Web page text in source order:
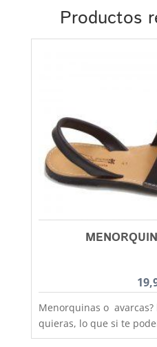
Productos
Menorquinas o
quieras, lo que si te
fabricación nacional y